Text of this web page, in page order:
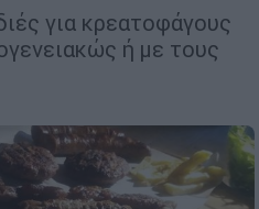
για κρεατοφάγους
ή με τους